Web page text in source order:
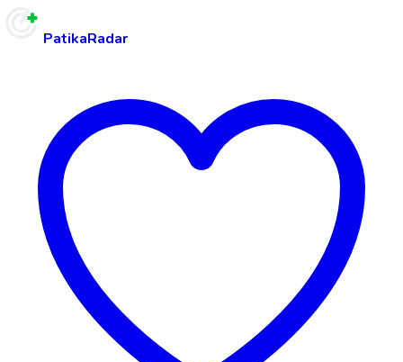
PatikaRadar